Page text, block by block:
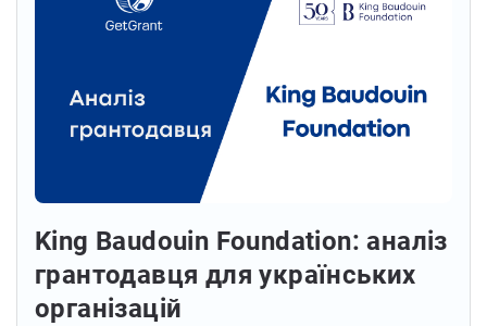
King Baudouin Foundation: аналіз
грантодавця для українських
організацій